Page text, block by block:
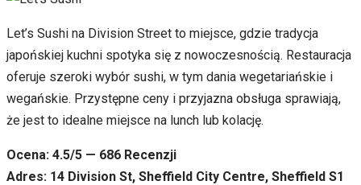
Let’s Sushi na Division Street to miejsce, gdzie tradycja
japońskiej kuchni spotyka się z nowoczesnością. Restauracja
oferuje szeroki wybór sushi, w tym dania wegetariańskie i
wegańskie. Przystępne ceny i przyjazna obsługa sprawiają,
że jest to idealne miejsce na lunch lub kolację.
Ocena: 4.5/5 — 686 Recenzji
Adres: 14 Division St, Sheffield City Centre, Sheffield S1